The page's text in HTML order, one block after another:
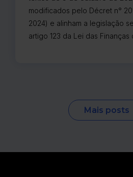
modificados pelo Décret n°
2024) e alinham a legislação
artigo 123 da Lei das Finanças
Mais posts